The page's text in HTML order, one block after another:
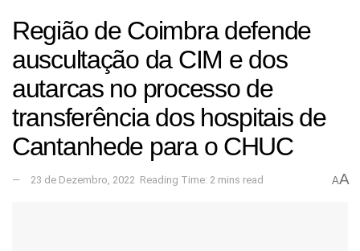
Região de Coimbra defende
auscultação da CIM e dos
autarcas no processo de
transferência dos hospitais de
Cantanhede para o CHUC
23 de Dezembro, 2022 Reading Time: 2 mins read AA